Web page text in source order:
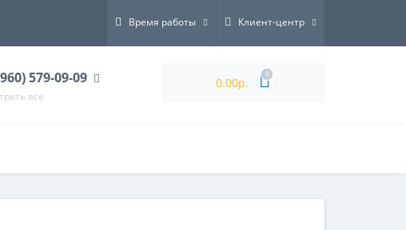
Время работы Клиент-центр
579-09-09
все
0.00р.
0